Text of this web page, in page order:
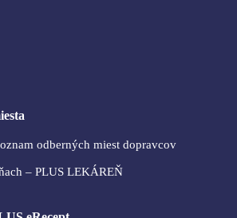
odberných miest dopravcov
– PLUS LEKÁREŇ